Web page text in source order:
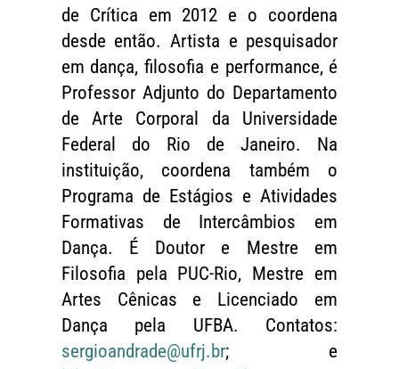
de Crítica em 2012 e o coordena
desde então. Artista e pesquisador
em dança, filosofia e performance, é
Professor Adjunto do Departamento
de Arte Corporal da Universidade
Federal do Rio de Janeiro. Na
instituição, coordena também o
Programa de Estágios e Atividades
Formativas de Intercâmbios em
Dança. É Doutor e Mestre em
Filosofia pela PUC-Rio, Mestre em
Artes Cênicas e Licenciado em
Dança pela UFBA. Contatos:
sergioandrade@ufrj.br; e